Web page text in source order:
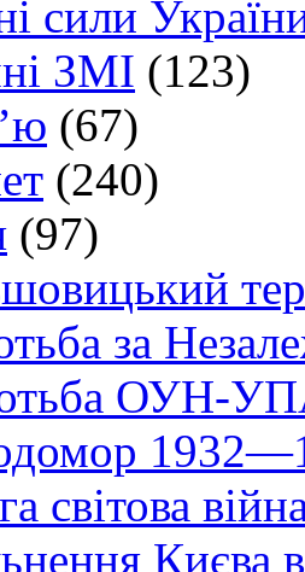
сили
ЗМІ (123)
(67)
(240)
(97)
за
ОУН-УПА
світова
Києва